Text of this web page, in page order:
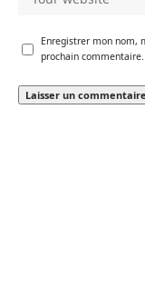
Enregistrer mon nom,
prochain commentaire.